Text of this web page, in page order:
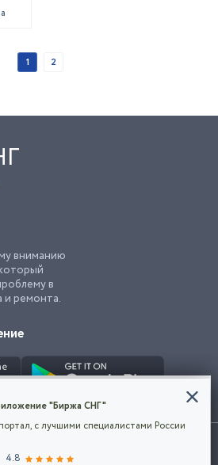
1 2
вниманию
в
и ремонта.
числе подача объявлений, означает
являются собственностью их
cookie, чтобы сделать
каждого
"Биржа СНГ"
с лучшими специалистами России
4.8